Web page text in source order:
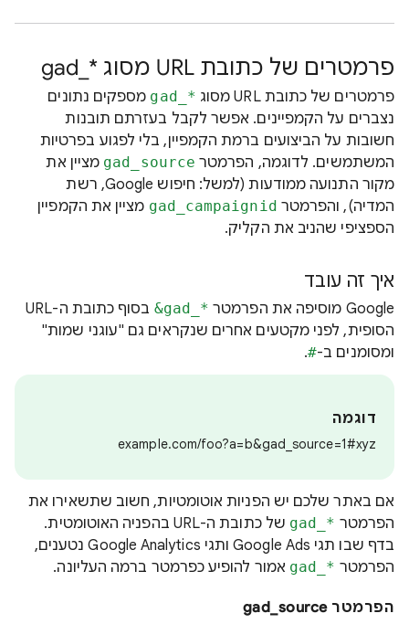
פרמטרים של כתובת URL מסוג gad_*‎
פרמטרים של כתובת URL מסוג gad_*‎ מספקים נתונים
נצברים על הקמפיינים. אפשר לקבל בעזרתם תובנות
חשובות על הביצועים ברמת הקמפיין, בלי לפגוע בפרטיות
המשתמשים. לדוגמה, הפרמטר gad_source מציין את
מקור התנועה ממודעות (למשל: חיפוש Google, רשת
המדיה), והפרמטר gad_campaignid מציין את הקמפיין
הספציפי שהניב את הקליק.
איך זה עובד
‫Google מוסיפה את הפרמטר ‎&gad_*‎
בסוף כתובת ה-URL
הסופית, לפני מקטעים אחרים שנקראים גם "עוגני שמות"
ומסומנים ב-#
.
דוגמה
example.com/foo?a=b&gad_source=1#xyz
אם באתר שלכם יש הפניות אוטומטיות, חשוב שתשאירו את
הפרמטר gad_*‎
של כתובת ה-URL בהפניה האוטומטית.
בדף שבו תגי Google Ads ותגי Google Analytics נטענים,
הפרמטר gad_*‎ אמור להופיע כפרמטר ברמה העליונה.
הפרמטר gad_source